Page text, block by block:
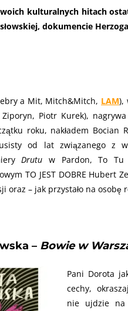
kulturalnych hitach
dokumencie
a Mit, Mitch&Mitch, LAM),
Piotr Kurek),
roku, nakładem Bocian
od lat związanego z
Drutu w Pardon, To Tu
TO JEST DOBRE Hubert
oraz – jak przystało na osobę
– Bowie w
Pani Dorota
cechy,
nie ujdzie